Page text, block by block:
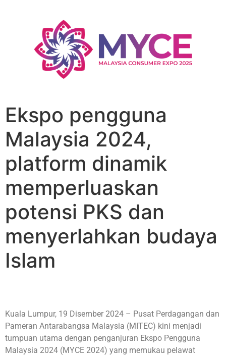
Ekspo pengguna
Malaysia 2024,
platform dinamik
memperluaskan
potensi PKS dan
menyerlahkan budaya
Islam
Kuala Lumpur, 19 Disember 2024 – Pusat Perdagangan dan
Pameran Antarabangsa Malaysia (MITEC) kini menjadi
tumpuan utama dengan penganjuran Ekspo Pengguna
Malaysia 2024 (MYCE 2024) yang memukau pelawat